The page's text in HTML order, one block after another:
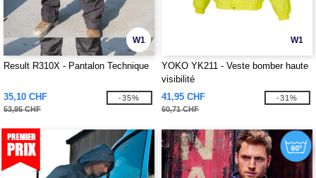
W1
Result R310X - Pantalon Technique
35,10 CHF
53,95 CHF
-35%
W1
YOKO YK211 - Veste bomber haute
visibilité
41,95 CHF
60,71 CHF
-31%